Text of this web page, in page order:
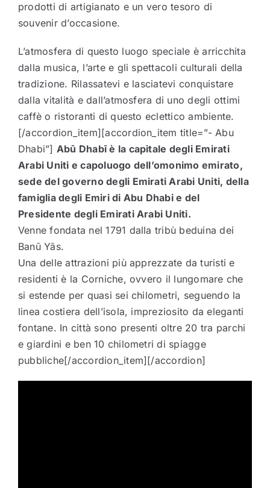
prodotti di artigianato e un vero tesoro di
souvenir d’occasione.
L’atmosfera di questo luogo speciale è arricchita
dalla musica, l’arte e gli spettacoli culturali della
tradizione. Rilassatevi e lasciatevi conquistare
dalla vitalità e dall’atmosfera di uno degli ottimi
caffè o ristoranti di questo eclettico ambiente.
[/accordion_item][accordion_item title=”- Abu
Dhabi”] Abū Dhabī è la capitale degli Emirati
Arabi Uniti e capoluogo dell’omonimo emirato,
sede del governo degli Emirati Arabi Uniti, della
famiglia degli Emiri di Abu Dhabi e del
Presidente degli Emirati Arabi Uniti.
Venne fondata nel 1791 dalla tribù beduina dei
Banū Yās.
Una delle attrazioni più apprezzate da turisti e
residenti è la Corniche, ovvero il lungomare che
si estende per quasi sei chilometri, seguendo la
linea costiera dell’isola, impreziosito da eleganti
fontane. In città sono presenti oltre 20 tra parchi
e giardini e ben 10 chilometri di spiagge
pubbliche[/accordion_item][/accordion]